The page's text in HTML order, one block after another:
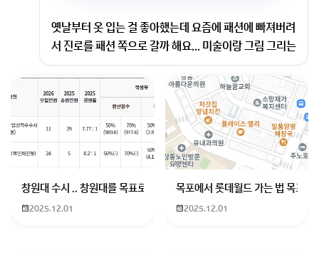
옛날부터 옷 입는 걸 좋아했는데 요즘에 패션에 빠져버려
서 진로를 패션 쪽으로 갈까 해요... 미술이랑 그림 그리는
거는 싫어하고 못해서 디자인 쪽은 어려울 것 같아요. 그
래서 생각한 게 패션회사 md인데 과연 제가 이쪽으로 가
는 게 맞을지 잘 모르겠어요 ㅜㅜ
아직 젊으니까 하고 싶은거 해보세요. 곧 겨울 방학이니
까 방학 중 활동 같은 걸 해보세요
회원가입 혹은 광고 [X]를 누르면 내용이 보입니다
창원대 수시 .. 창원대를 목표로 하고 있는 09년생입니다 지금 제 내신이
2025.12.01
목포에서 롯데월드 가는 법 목포
2025.12.01